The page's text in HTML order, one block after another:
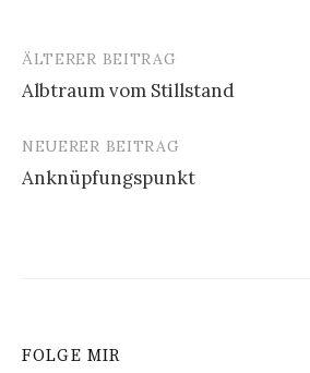
Beitrags-
Navigation
ÄLTERER BEITRAG
Albtraum vom Stillstand
NEUERER BEITRAG
Anknüpfungspunkt
FOLGE MIR